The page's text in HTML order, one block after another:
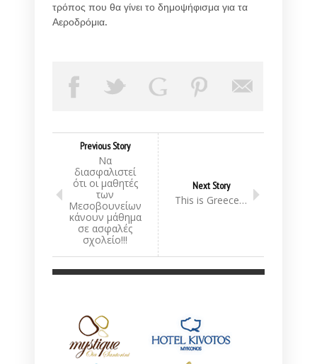
τρόπος που θα γίνει το δημοψήφισμα για τα
Αεροδρόμια.
Previous Story
Να
διασφαλιστεί
ότι οι μαθητές
των
Μεσοβουνείων
κάνουν μάθημα
σε ασφαλές
σχολείο!!!
Next Story
This is Greece…